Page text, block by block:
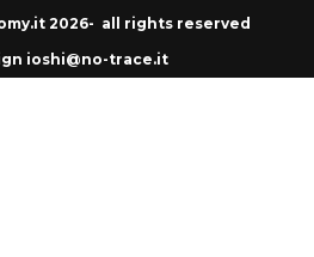
2026- all rights reserved
ioshi@no-trace.it